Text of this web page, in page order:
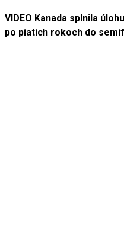
VIDEO Kanada splnila
po piatich rokoch do